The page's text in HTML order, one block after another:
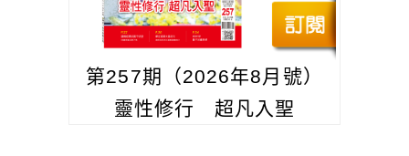
第257期（2026年8月號）
靈性修行 超凡入聖